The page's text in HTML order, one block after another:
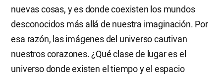
nuevas cosas, y es donde coexisten los mundos
desconocidos más allá de nuestra imaginación. Por
esa razón, las imágenes del universo cautivan
nuestros corazones. ¿Qué clase de lugar es el
universo donde existen el tiempo y el espacio